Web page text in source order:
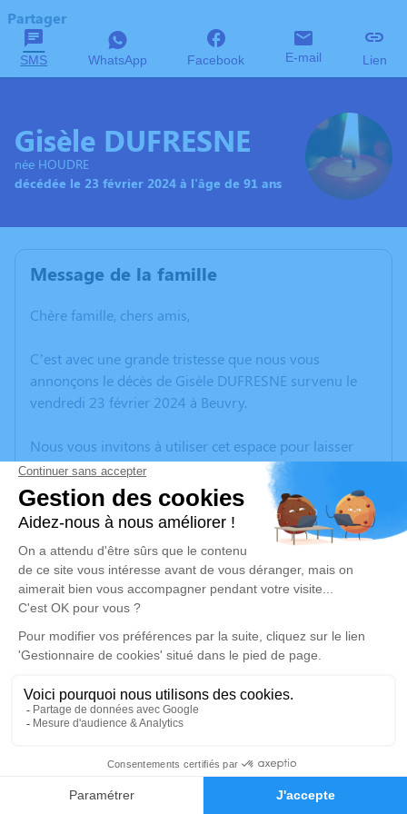
Faire-part Hommages
Partager
SMS WhatsApp Facebook E-mail Lien
Gisèle DUFRESNE
née HOUDRE
décédée le 23 février 2024 à l'âge de 91 ans
Message de la famille
Chère famille, chers amis,
C’est avec une grande tristesse que nous vous
annonçons le décès de Gisèle DUFRESNE survenu le
vendredi 23 février 2024 à Beuvry.
Nous vous invitons à utiliser cet espace pour laisser
vos condoléances, partager des photos souvenirs, une
anecdote ou exprimer vos pensées à travers des
poèmes ou des textes. Cet endroit est un lieu
d'expression dédié à honorer la mémoire de Gisèle
DUFRESNE.
Un service de plantation d’arbre hommage est
disponible ici.
Je rends hommage
Cérémonie religieuse
Église Notre Dame de Fresnicourt-le-Dolmen
62150 Fresnicourt-le-Dolmen